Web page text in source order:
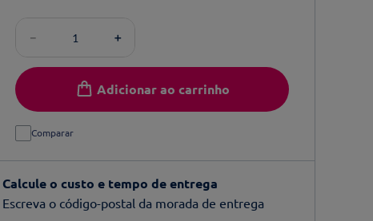
＋
－
Adicionar ao carrinho
Comparar
Calcule o custo e tempo de entrega
Escreva o código-postal da morada de entrega